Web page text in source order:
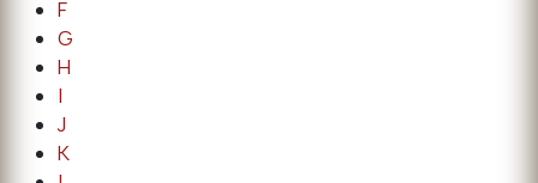
F
G
H
I
J
K